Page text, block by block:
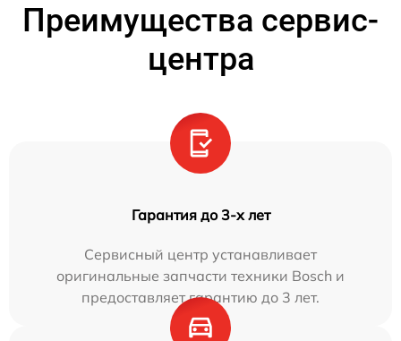
Преимущества сервис-
центра
Гарантия до 3-х лет
Сервисный центр устанавливает
оригинальные запчасти техники Bosch и
предоставляет гарантию до 3 лет.